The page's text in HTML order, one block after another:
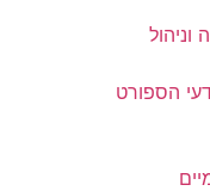
הספורט